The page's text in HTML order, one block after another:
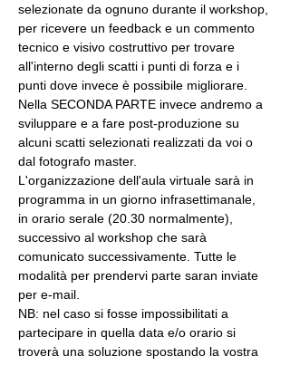
selezionate da ognuno durante il workshop,
per ricevere un feedback e un commento
tecnico e visivo costruttivo per trovare
all'interno degli scatti i punti di forza e i
punti dove invece è possibile migliorare.
Nella SECONDA PARTE invece andremo a
sviluppare e a fare post-produzione su
alcuni scatti selezionati realizzati da voi o
dal fotografo master.
L'organizzazione dell'aula virtuale sarà in
programma in un giorno infrasettimanale,
in orario serale (20.30 normalmente),
successivo al workshop che sarà
comunicato successivamente. Tutte le
modalità per prendervi parte saran inviate
per e-mail.
NB: nel caso si fosse impossibilitati a
partecipare in quella data e/o orario si
troverà una soluzione spostando la vostra